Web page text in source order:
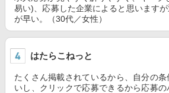
易い)、応募した企業によると思います
が早い。（30代／女性）
はたらこねっと
たくさん掲載されているから、自分の
いし、クリックで応募できるから応募